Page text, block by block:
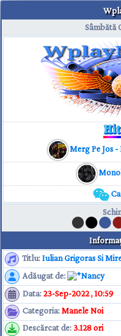
Sâmbătă
Merg Pe Jos
Titlu: Iulian Grigoras Si
Adăugat de:
Nancy
Data:23-Sep-2022 , 10:59
Categoria: Manele Noi
Descărcat de: 3.128 ori